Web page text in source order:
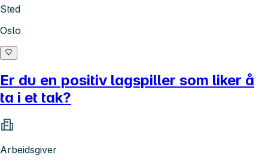
Sted
Oslo
Er du en positiv lagspiller som liker å
ta i et tak?
Arbeidsgiver